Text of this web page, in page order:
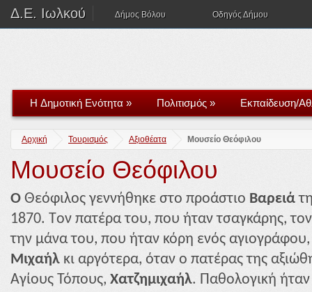
Δ.Ε. Ιωλκού Δήμος Βόλου Οδηγός Δήμου
H Δημοτική Ενότητα » Πολιτισμός » Εκπαίδευση/
Αρχική Τουρισμός Αξιοθέατα Μουσείο Θεόφιλου
Μουσείο Θεόφιλου
Ο Θεόφιλος γεννήθηκε στο προάστιο Βαρειά
1870. Tον πατέρα του, που ήταν τσαγκάρης,
την μάνα του, που ήταν κόρη ενός
Μιχαήλ κι αργότερα, όταν ο πατέρας της
Αγίους Τόπους, Χατζημιχαήλ. Παθολογική